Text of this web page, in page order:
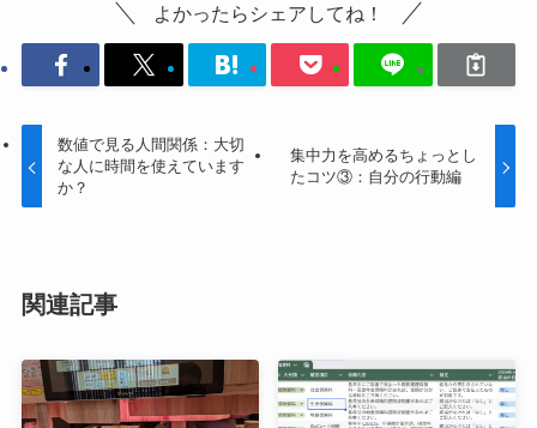
よかったらシェアしてね！
数値で見る人間関係：大切
な人に時間を使えています
か？
集中力を高めるちょっとし
たコツ③：自分の行動編
関連記事